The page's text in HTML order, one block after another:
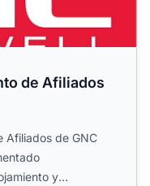
de Afiliados
Afiliados de GNC
y